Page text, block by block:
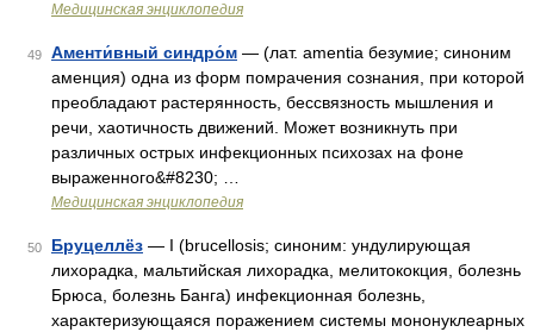
Медицинская энциклопедия
49 Аменти́вный синдро́м — (лат. amentia безумие; синоним
аменция) одна из форм помрачения сознания, при которой
преобладают растерянность, бессвязность мышления и
речи, хаотичность движений. Может возникнуть при
различных острых инфекционных психозах на фоне
выраженного&#8230; …
Медицинская энциклопедия
50 Бруцеллёз — I (brucellosis; синоним: ундулирующая
лихорадка, мальтийская лихорадка, мелитококция, болезнь
Брюса, болезнь Банга) инфекционная болезнь,
характеризующаяся поражением системы мононуклеарных